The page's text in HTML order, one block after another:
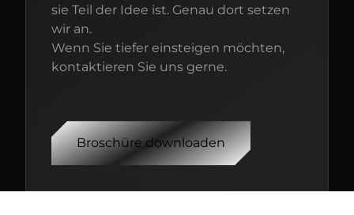
sie Teil der Idee ist. Genau dort setzen
wir an.
Wenn Sie tiefer einsteigen möchten,
kontaktieren Sie uns gerne.
Broschüre downloaden